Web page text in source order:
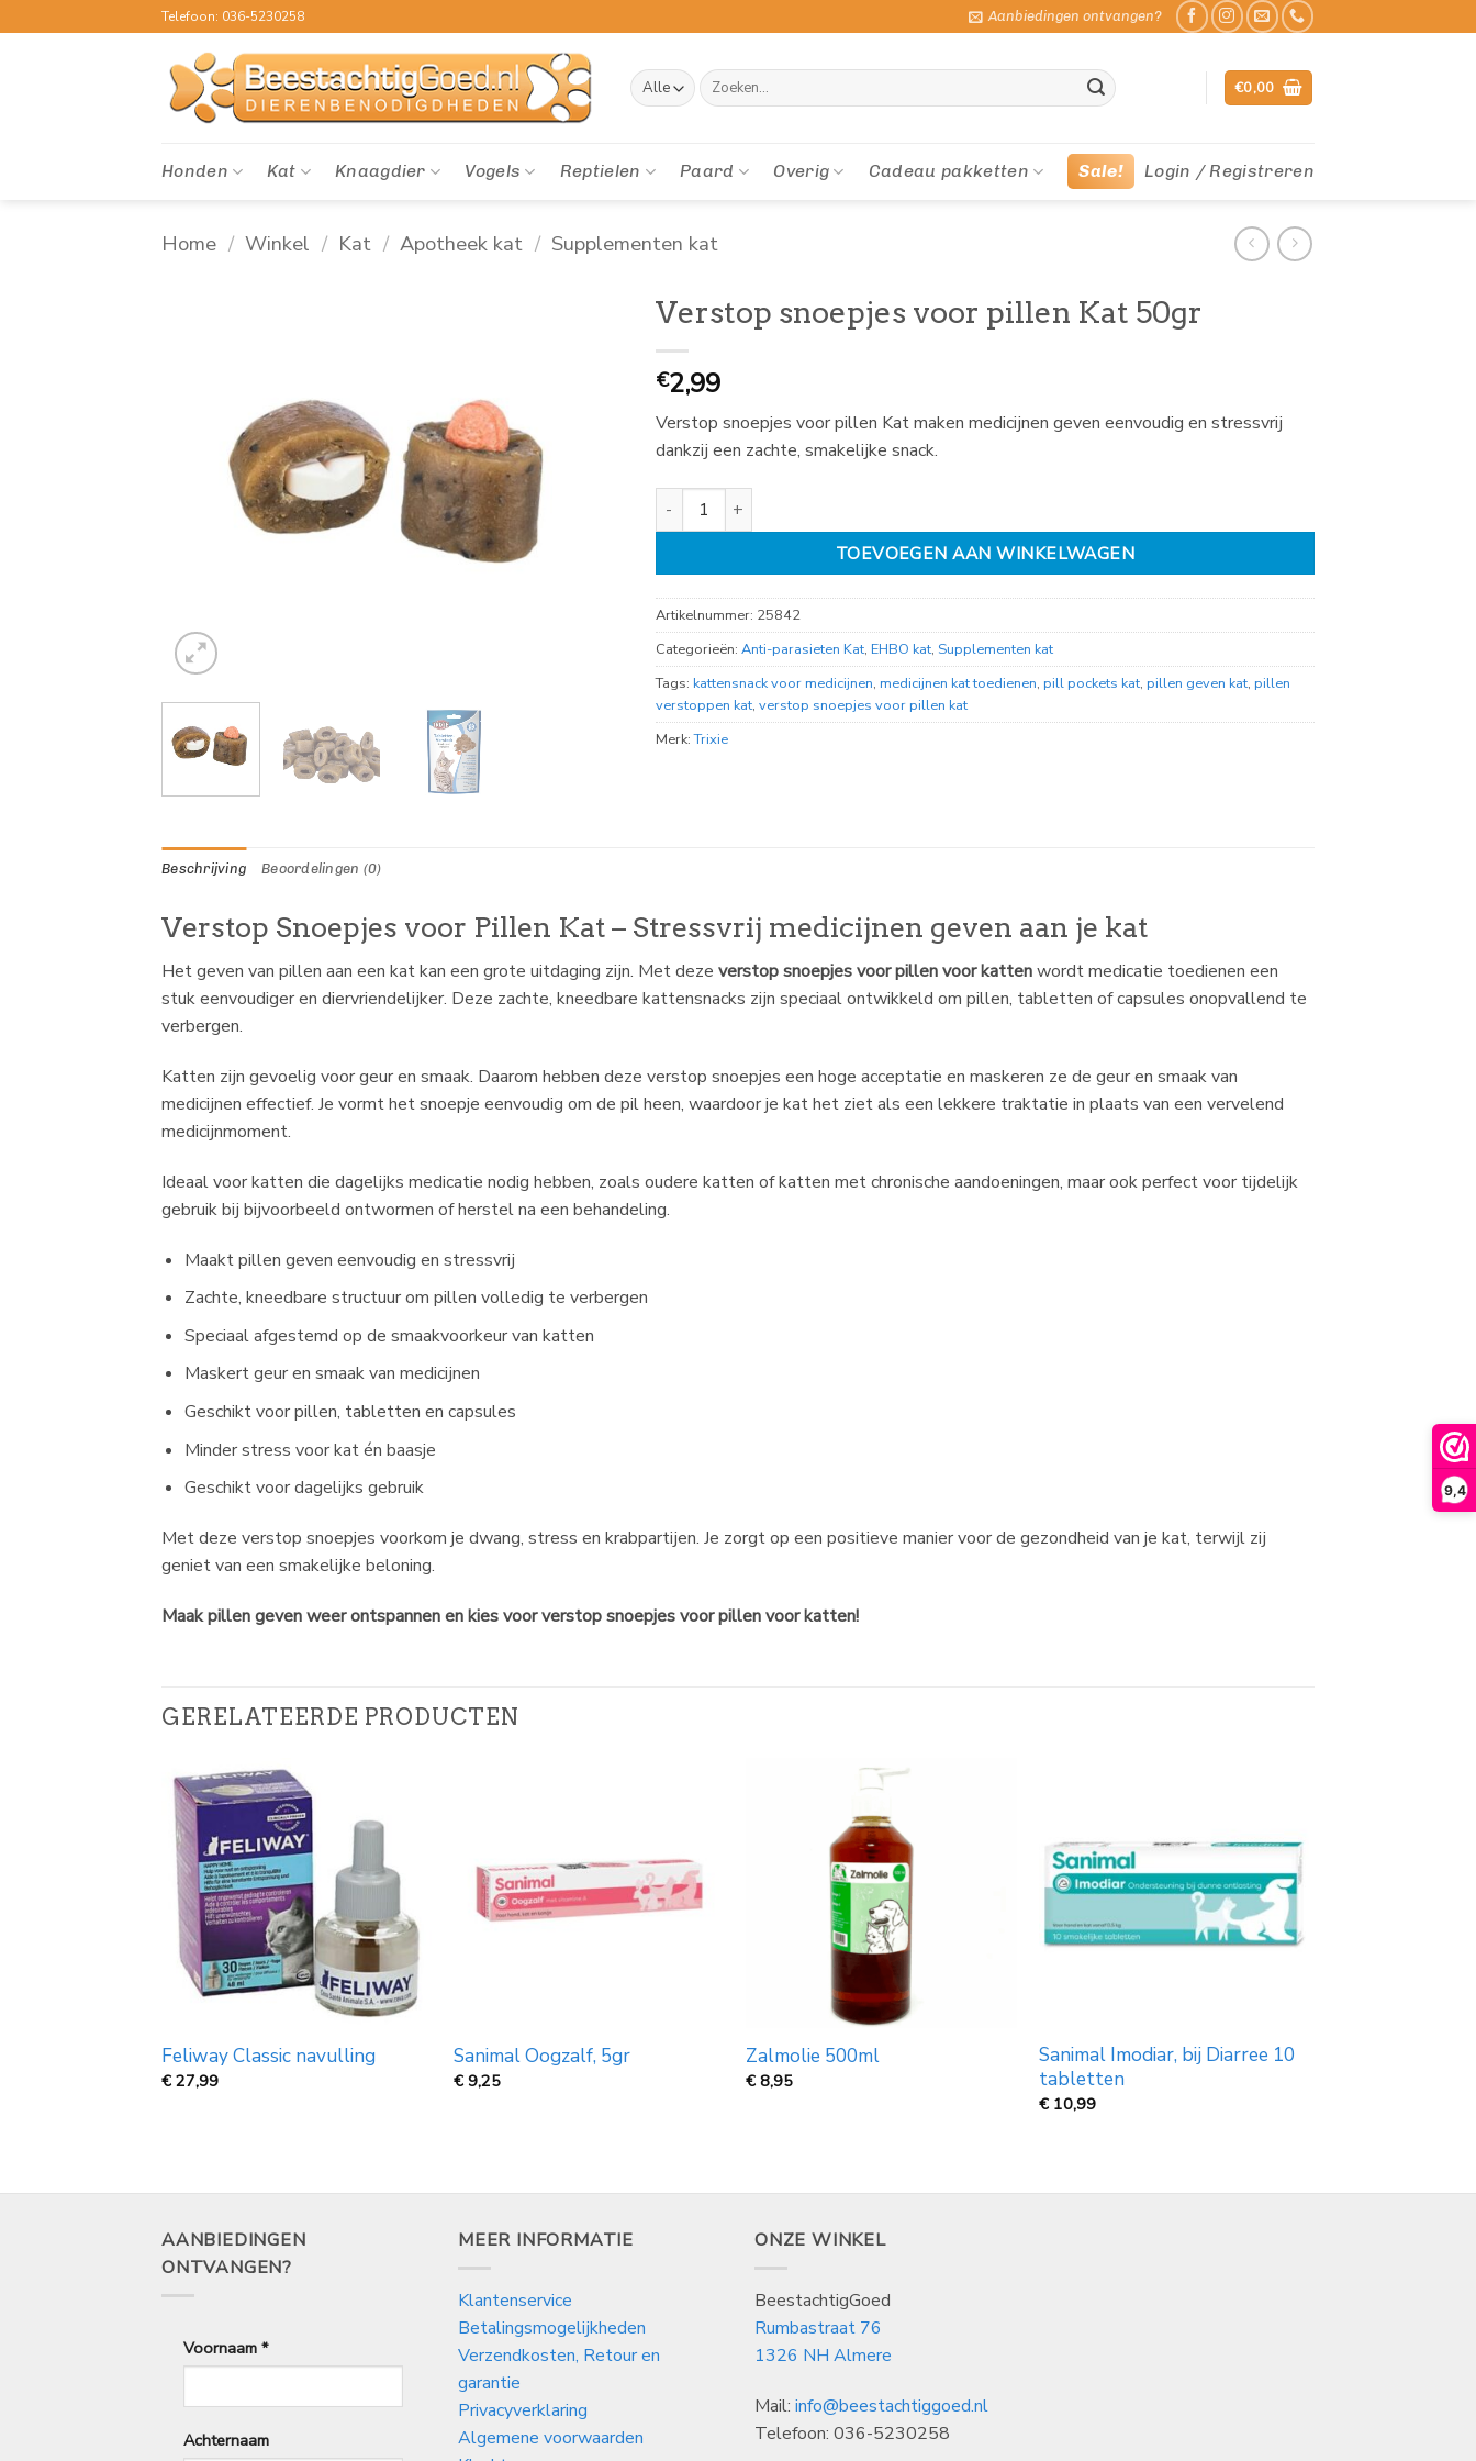
9,4
naar
Telefoon: 036-5230258 Aanbiedingen ontvangen?
Zoeken
naar:
€0,00
Honden Kat Knaagdier Vogels Reptielen Paard Overig Cadeau pakketten Sale! Login / Registreren
Home / Winkel / Kat / Apotheek kat / Supplementen kat
Verstop snoepjes voor pillen Kat 50gr
€2,99
Verstop snoepjes voor pillen Kat maken medicijnen geven eenvoudig en stressvrij
dankzij een zachte, smakelijke snack.
Verstop snoepjes voor pillen Kat 50gr aantal
TOEVOEGEN AAN WINKELWAGEN
Artikelnummer: 25842
Categorieën: Anti-parasieten Kat, EHBO kat, Supplementen kat
Tags: kattensnack voor medicijnen, medicijnen kat toedienen, pill pockets kat, pillen geven kat, pillen
verstoppen kat, verstop snoepjes voor pillen kat
Merk:Trixie
Beschrijving Beoordelingen (0)
Verstop Snoepjes voor Pillen Kat – Stressvrij medicijnen geven aan je kat
Het geven van pillen aan een kat kan een grote uitdaging zijn. Met deze verstop snoepjes voor pillen voor kattenwordt medicatie toedienen een
stuk eenvoudiger en diervriendelijker. Deze zachte, kneedbare kattensnacks zijn speciaal ontwikkeld om pillen, tabletten of capsules onopvallend te
verbergen.
Katten zijn gevoelig voor geur en smaak. Daarom hebben deze verstop snoepjes een hoge acceptatie en maskeren ze de geur en smaak van
medicijnen effectief. Je vormt het snoepje eenvoudig om de pil heen, waardoor je kat het ziet als een lekkere traktatie in plaats van een vervelend
medicijnmoment.
Ideaal voor katten die dagelijks medicatie nodig hebben, zoals oudere katten of katten met chronische aandoeningen, maar ook perfect voor tijdelijk
gebruik bij bijvoorbeeld ontwormen of herstel na een behandeling.
Maakt pillen geven eenvoudig en stressvrij
Zachte, kneedbare structuur om pillen volledig te verbergen
Speciaal afgestemd op de smaakvoorkeur van katten
Maskert geur en smaak van medicijnen
Geschikt voor pillen, tabletten en capsules
Minder stress voor kat én baasje
Geschikt voor dagelijks gebruik
Met deze verstop snoepjes voorkom je dwang, stress en krabpartijen. Je zorgt op een positieve manier voor de gezondheid van je kat, terwijl zij
geniet van een smakelijke beloning.
Maak pillen geven weer ontspannen en kies voor verstop snoepjes voor pillen voor katten!
GERELATEERDE PRODUCTEN
Feliway Classic navulling
€ 27,99
Sanimal Oogzalf, 5gr
€9,25
Zalmolie 500ml
€8,95
Sanimal Imodiar, bij Diarree 10
tabletten
€ 10,99
AANBIEDINGEN
ONTVANGEN?
Voornaam *
Achternaam
MEER INFORMATIE
Klantenservice
Betalingsmogelijkheden
Verzendkosten, Retour en
garantie
Privacyverklaring
Algemene voorwaarden
ONZE WINKEL
BeestachtigGoed
Rumbastraat 76
1326 NH Almere
Mail: info@beestachtiggoed.nl
Telefoon: 036-5230258